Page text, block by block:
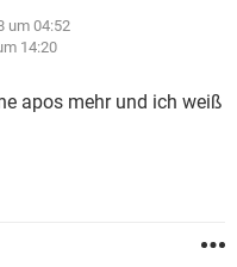
um 04:52
14:20
apos mehr und ich weiß